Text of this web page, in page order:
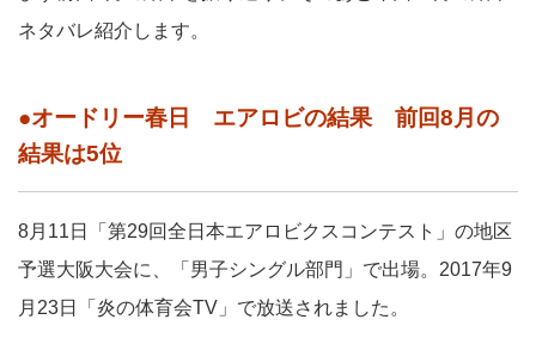
ネタバレ紹介します。
●オードリー春日 エアロビの結果 前回8月の
結果は5位
8月11日「第29回全日本エアロビクスコンテスト」の地区
予選大阪大会に、「男子シングル部門」で出場。2017年9
月23日「炎の体育会TV」で放送されました。